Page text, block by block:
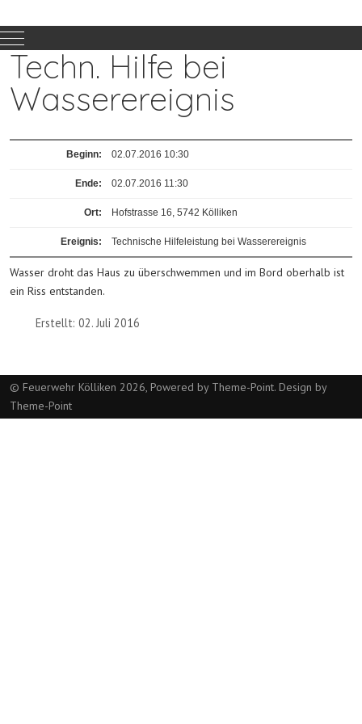
Mobile Menu Toggle
Techn. Hilfe bei
Wasserereignis
Beginn: 02.07.2016 10:30
Ende: 02.07.2016 11:30
Ort: Hofstrasse 16, 5742 Kölliken
Ereignis: Technische Hilfeleistung bei Wasserereignis
Wasser droht das Haus zu überschwemmen und im Bord oberhalb ist
ein Riss entstanden.
Erstellt: 02. Juli 2016
© Feuerwehr Kölliken 2026, Powered by Theme-Point. Design by
Theme-Point